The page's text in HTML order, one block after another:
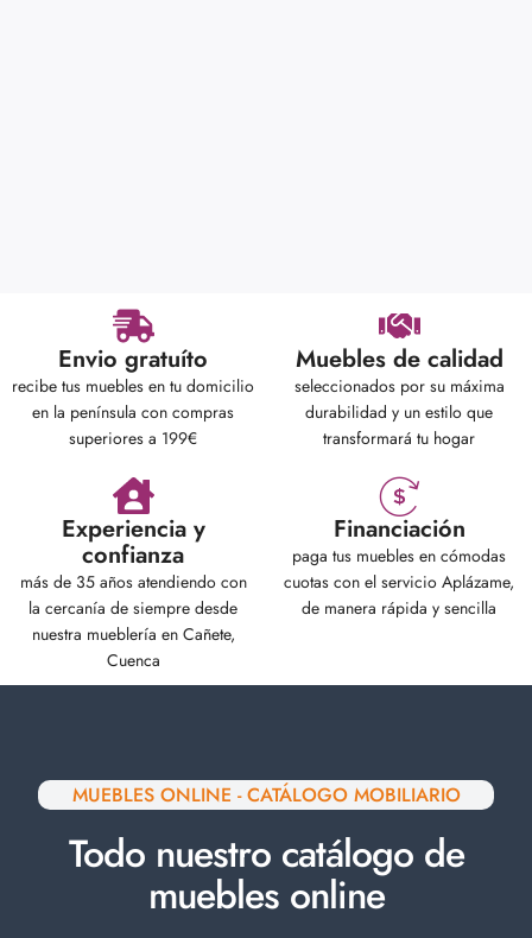
Envio gratuíto
recibe tus muebles en tu domicilio
en la península con compras
superiores a 199€
Muebles de calidad
seleccionados por su máxima
durabilidad y un estilo que
transformará tu hogar
Experiencia y
confianza
más de 35 años atendiendo con
la cercanía de siempre desde
nuestra mueblería en Cañete,
Cuenca
Financiación
paga tus muebles en cómodas
cuotas con el servicio Aplázame,
de manera rápida y sencilla
MUEBLES ONLINE - CATÁLOGO MOBILIARIO
Todo nuestro catálogo de
muebles online